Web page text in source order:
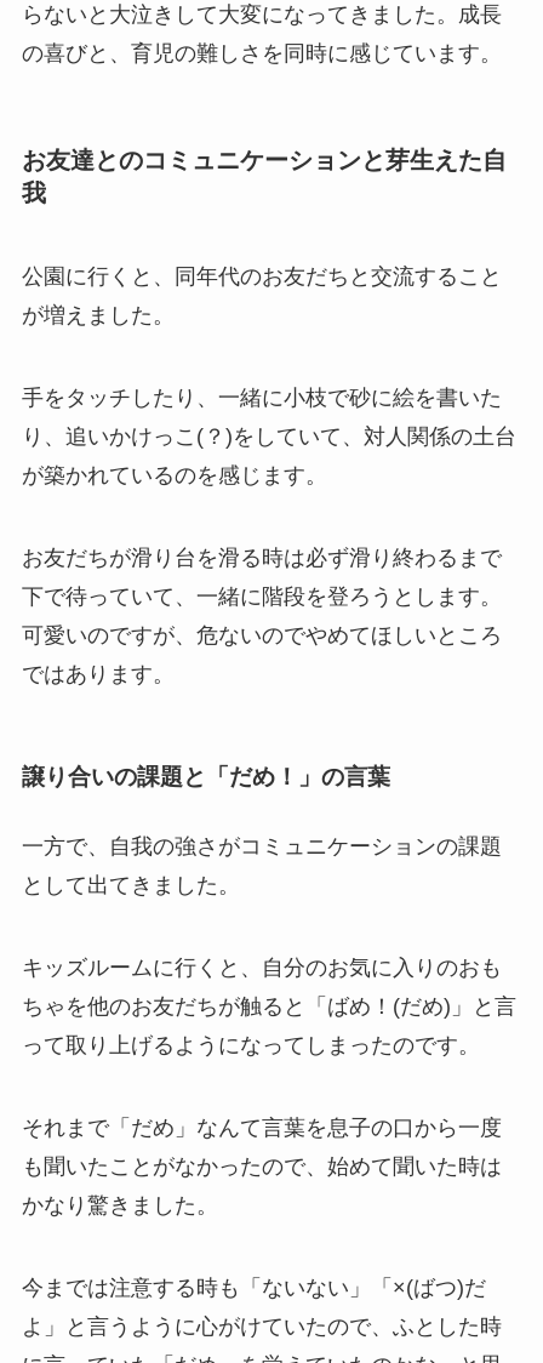
らないと大泣きして大変になってきました。成長
の喜びと、育児の難しさを同時に感じています。
お友達とのコミュニケーションと芽生えた自
我
公園に行くと、同年代のお友だちと交流すること
が増えました。
手をタッチしたり、一緒に小枝で砂に絵を書いた
り、追いかけっこ(？)をしていて、対人関係の土台
が築かれているのを感じます。
お友だちが滑り台を滑る時は必ず滑り終わるまで
下で待っていて、一緒に階段を登ろうとします。
可愛いのですが、危ないのでやめてほしいところ
ではあります。
譲り合いの課題と「だめ！」の言葉
一方で、自我の強さがコミュニケーションの課題
として出てきました。
キッズルームに行くと、自分のお気に入りのおも
ちゃを他のお友だちが触ると「ばめ！(だめ)」と言
って取り上げるようになってしまったのです。
それまで「だめ」なんて言葉を息子の口から一度
も聞いたことがなかったので、始めて聞いた時は
かなり驚きました。
今までは注意する時も「ないない」「×(ばつ)だ
よ」と言うように心がけていたので、ふとした時